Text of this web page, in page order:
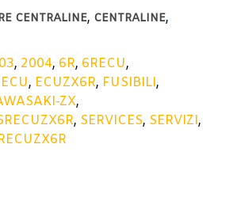
CENTRALINE, CENTRALINE,
, 2004, 6R, 6RECU,
ECU, ECUZX6R, FUSIBILI,
ZX,
, SERVICES, SERVIZI,